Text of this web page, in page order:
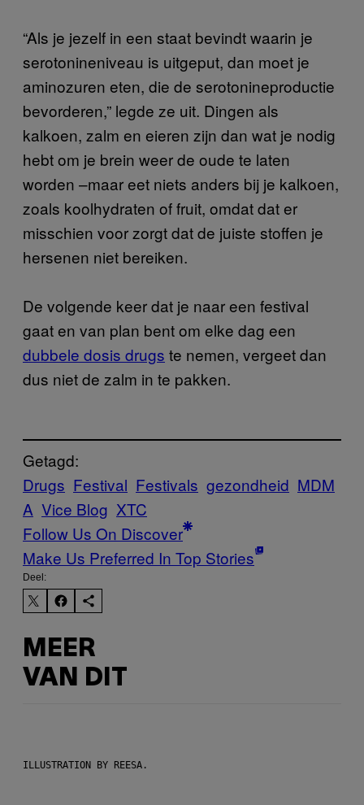
“Als je jezelf in een staat bevindt waarin je
serotonineniveau is uitgeput, dan moet je
aminozuren eten, die de serotonineproductie
bevorderen,” legde ze uit. Dingen als
kalkoen, zalm en eieren zijn dan wat je nodig
hebt om je brein weer de oude te laten
worden –maar eet niets anders bij je kalkoen,
zoals koolhydraten of fruit, omdat dat er
misschien voor zorgt dat de juiste stoffen je
hersenen niet bereiken.
De volgende keer dat je naar een festival
gaat en van plan bent om elke dag een
dubbele dosis drugs te nemen, vergeet dan
dus niet de zalm in te pakken.
Getagd:
Drugs Festival Festivals gezondheid MDM
A Vice Blog XTC
Follow Us On Discover
Make Us Preferred In Top Stories
Deel:
MEER
VAN DIT
ILLUSTRATION BY REESA.